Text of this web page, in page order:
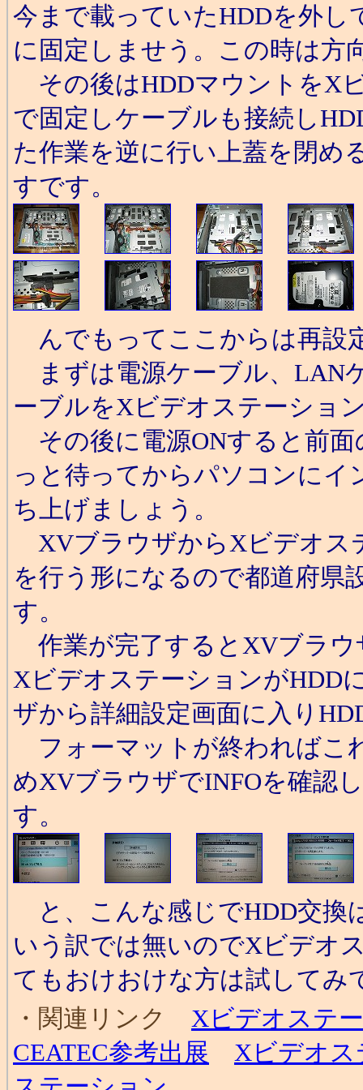
今まで載っていたHDDを外し
に固定しませう。この時は方
その後はHDDマウントをX
で固定しケーブルも接続し
た作業を逆に行い上蓋を閉め
すです。
んでもってここからは再設
まずは電源ケーブル、LAN
ーブルをXビデオステーショ
その後に電源ONすると前面
っと待ってからパソコンに
ち上げましょう。
XVブラウザからXビデオス
を行う形になるので都道府県
す。
作業が完了するとXVブラウ
XビデオステーションがHDD
ザから詳細設定画面に入り
フォーマットが終わればこ
めXVブラウザでINFOを確認
す。
と、こんな感じでHDD交換
いう訳では無いのでXビデオ
てもおけおけな方は試してみ
・関連リンク Xビデオステ
CEATEC参考出展
Xビデオス